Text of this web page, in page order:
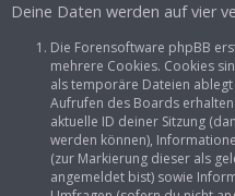
Deine Daten werden auf vier
Die Forensoftware phpBB
mehrere Cookies. Cookies
als temporäre Dateien
Aufrufen des Boards
aktuelle ID deiner Sitzung
werden können),
(zur Markierung dieser als
angemeldet bist) sowie